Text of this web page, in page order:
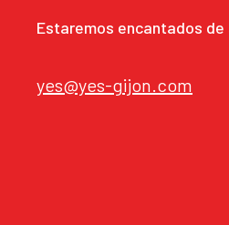
Estaremos encantados
yes@yes-gijon.com